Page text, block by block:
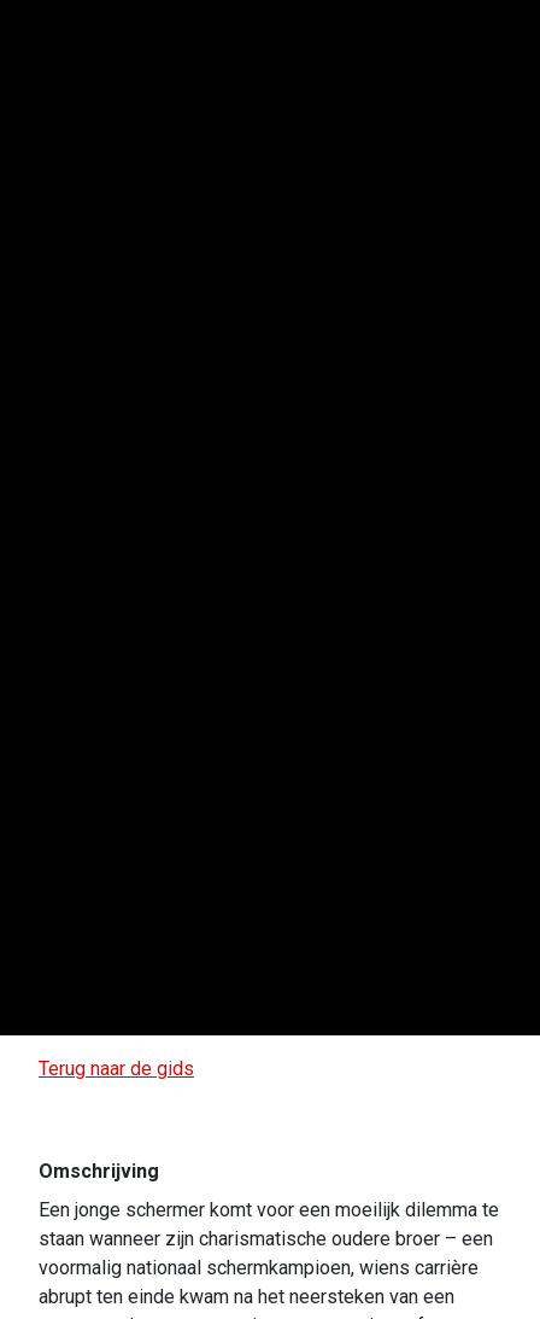
Terug naar de gids
Omschrijving
Een jonge schermer komt voor een moeilijk dilemma te
staan wanneer zijn charismatische oudere broer – een
voormalig nationaal schermkampioen, wiens carrière
abrupt ten einde kwam na het neersteken van een